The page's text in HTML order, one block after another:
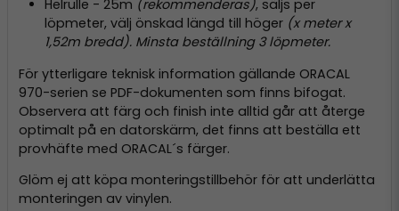
Helrulle - 25m (rekommenderas), säljs per
löpmeter, välj önskad längd till höger(x meter x
1,52m bredd). Minsta beställning 3 löpmeter.
För ytterligare teknisk information gällande ORACAL
970-serien se PDF-dokumenten som finns bifogat.
Observera att färg och finish inte alltid går att återge
optimalt på en datorskärm, det finns att beställa ett
provhäfte med ORACAL´s färger.
Glöm ej att köpa monteringstillbehör för att underlätta
monteringen av vinylen.